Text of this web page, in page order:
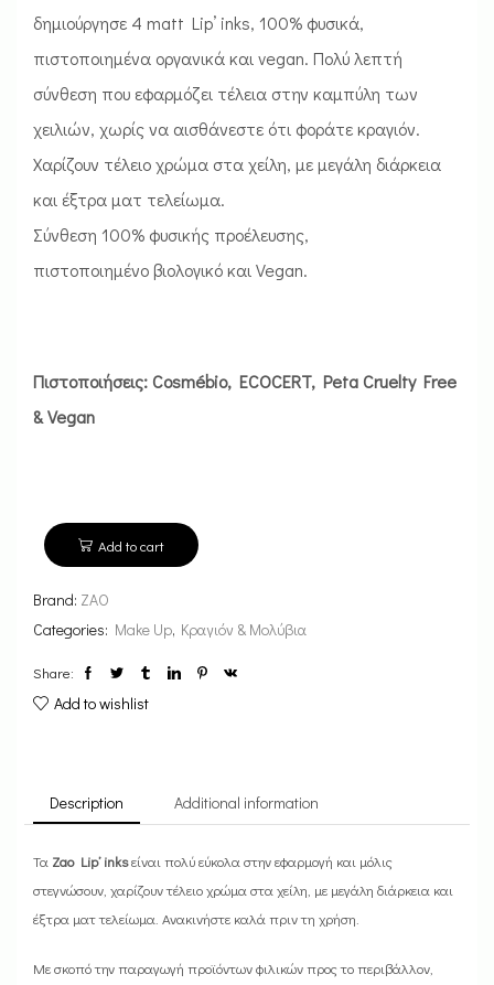
δημιούργησε 4 matt Lip’ inks, 100% φυσικά,
πιστοποιημένα οργανικά και vegan. Πολύ λεπτή
σύνθεση που εφαρμόζει τέλεια στην καμπύλη των
χειλιών, χωρίς να αισθάνεστε ότι φοράτε κραγιόν.
Χαρίζουν τέλειο χρώμα στα χείλη, με μεγάλη διάρκεια
και έξτρα ματ τελείωμα.
Σύνθεση 100% φυσικής προέλευσης,
πιστοποιημένο βιολογικό και Vegan.
Πιστοποιήσεις: Cosmébio, ECOCERT, Peta Cruelty Free
& Vegan
Add to cart
Brand: ZAO
Categories: Make Up, Κραγιόν & Μολύβια
Share:
Add to wishlist
Description Additional information
Τα Zao Lip’ inksείναι πολύ εύκολα στην εφαρμογή και μόλις
στεγνώσουν, χαρίζουν τέλειο χρώμα στα χείλη, με μεγάλη διάρκεια και
έξτρα ματ τελείωμα. Ανακινήστε καλά πριν τη χρήση.
Με σκοπό την παραγωγή προϊόντων φιλικών προς το περιβάλλον,